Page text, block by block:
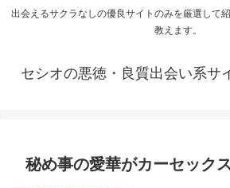
出会えるサクラなしの優良サイトのみを厳選して
教えます。
セシオの悪徳・良質出会い系サ
秘め事の愛華がカーセック